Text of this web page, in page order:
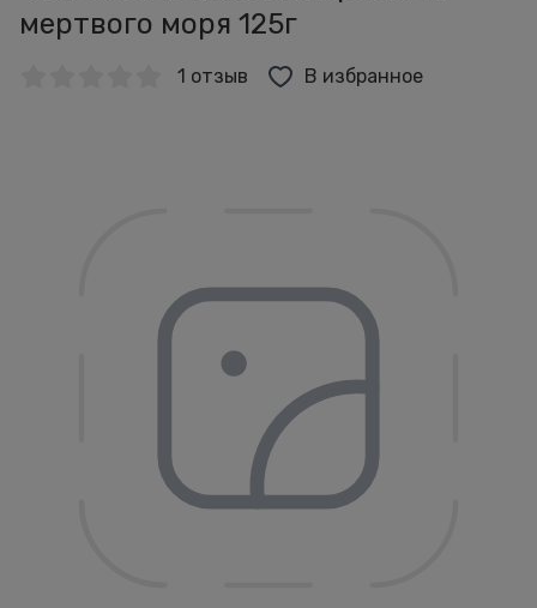
мертвого моря 125г
1 отзыв В избранное